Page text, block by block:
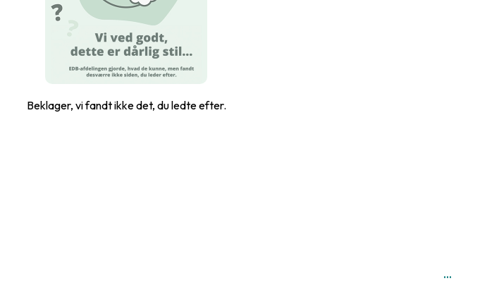
Beklager, vi fandt ikke det, du ledte efter.
...